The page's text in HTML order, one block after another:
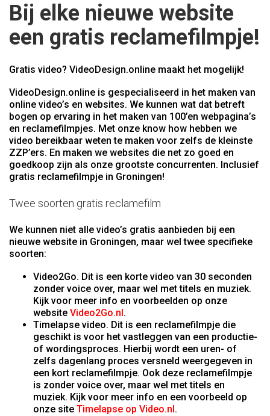
Bij elke nieuwe website
een gratis reclamefilmpje!
Gratis video? VideoDesign.online maakt het mogelijk!
VideoDesign.online is gespecialiseerd in het maken van
online video’s en websites. We kunnen wat dat betreft
bogen op ervaring in het maken van 100’en webpagina’s
en reclamefilmpjes. Met onze know how hebben we
video bereikbaar weten te maken voor zelfs de kleinste
ZZP’ers. En maken we websites die net zo goed en
goedkoop zijn als onze grootste concurrenten. Inclusief
gratis reclamefilmpje in Groningen!
Twee soorten gratis reclamefilm
We kunnen niet alle video’s gratis aanbieden bij een
nieuwe website in Groningen, maar wel twee specifieke
soorten:
Video2Go. Dit is een korte video van 30 seconden
zonder voice over, maar wel met titels en muziek.
Kijk voor meer info en voorbeelden op onze
website Video2Go.nl.
Timelapse video. Dit is een reclamefilmpje die
geschikt is voor het vastleggen van een productie-
of wordingsproces. Hierbij wordt een uren- of
zelfs dagenlang proces versneld weergegeven in
een kort reclamefilmpje. Ook deze reclamefilmpje
is zonder voice over, maar wel met titels en
muziek. Kijk voor meer info en een voorbeeld op
onze site Timelapse op Video.nl.